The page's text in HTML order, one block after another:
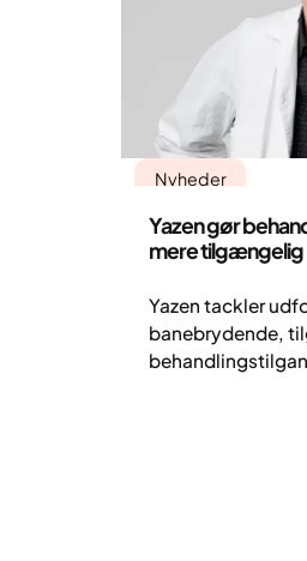
Nyheder
Yazen gør
mere tilgængelig
Yazen tackler
banebrydende,